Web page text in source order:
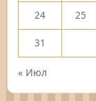
24 25
31
« Июл